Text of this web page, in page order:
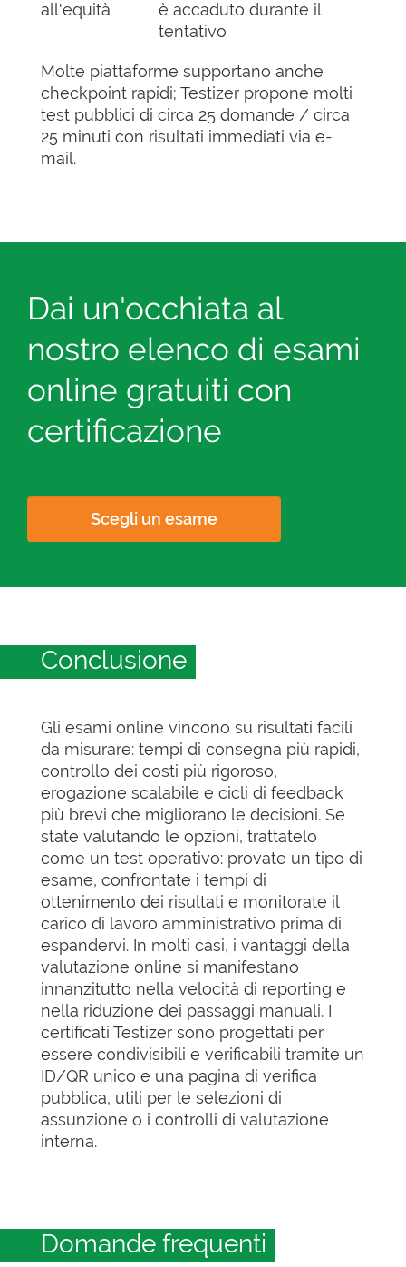
all'equità
è accaduto durante il
tentativo
Molte piattaforme supportano anche
checkpoint rapidi; Testizer propone molti
test pubblici di circa 25 domande / circa
25 minuti con risultati immediati via e-
mail.
Dai un'occhiata al
nostro elenco di esami
online gratuiti con
certificazione
Scegli un esame
Conclusione
Gli esami online vincono su risultati facili
da misurare: tempi di consegna più rapidi,
controllo dei costi più rigoroso,
erogazione scalabile e cicli di feedback
più brevi che migliorano le decisioni. Se
state valutando le opzioni, trattatelo
come un test operativo: provate un tipo di
esame, confrontate i tempi di
ottenimento dei risultati e monitorate il
carico di lavoro amministrativo prima di
espandervi. In molti casi, i vantaggi della
valutazione online si manifestano
innanzitutto nella velocità di reporting e
nella riduzione dei passaggi manuali. I
certificati Testizer sono progettati per
essere condivisibili e verificabili tramite un
ID/QR unico e una pagina di verifica
pubblica, utili per le selezioni di
assunzione o i controlli di valutazione
interna.
Domande frequenti